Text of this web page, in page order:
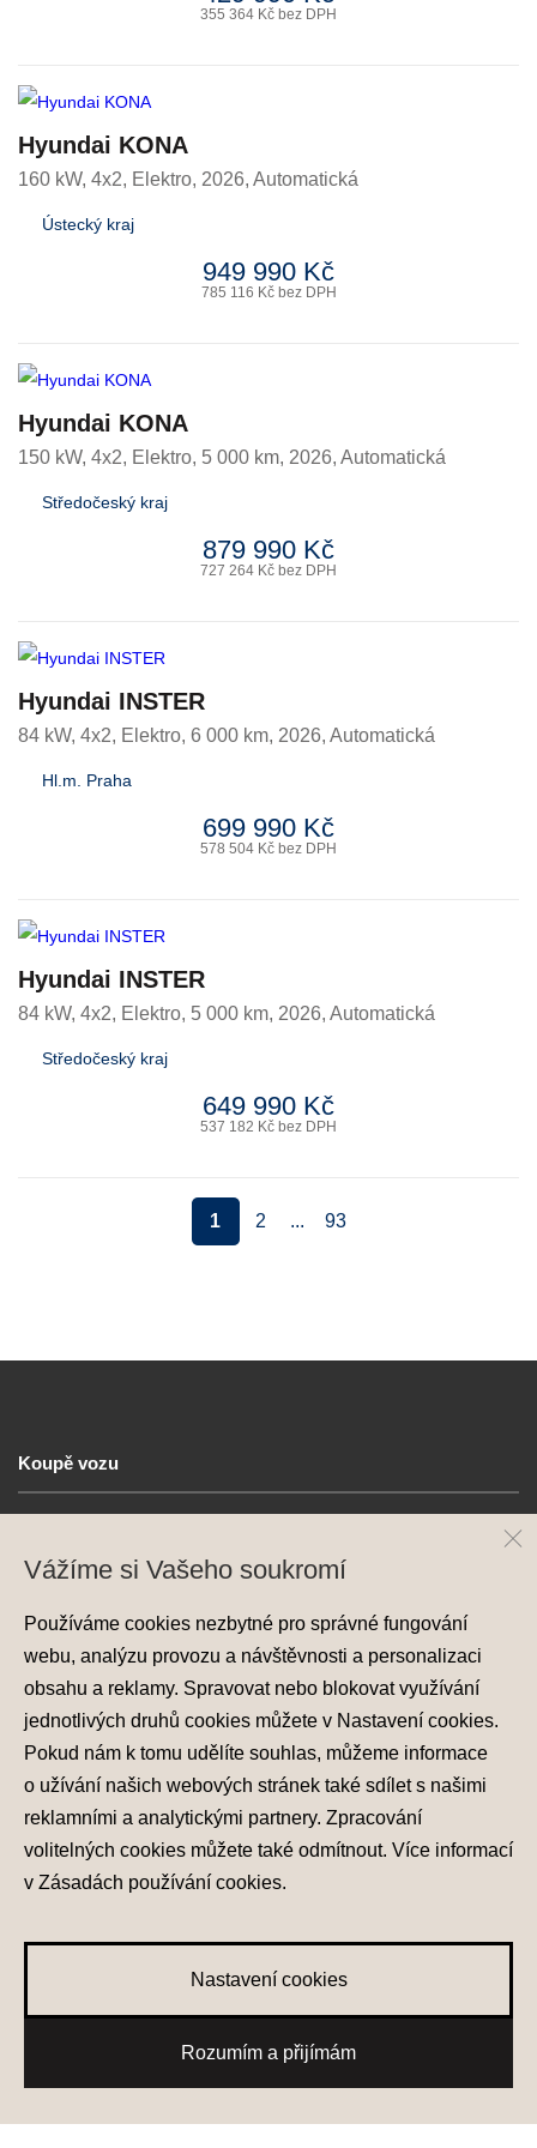
0
355 364 Kč bez DPH
Hyundai KONA
160 kW, 4x2, Elektro, 2026, Automatická
Ústecký kraj
949 990 Kč
785 116 Kč bez DPH
Hyundai KONA
150 kW, 4x2, Elektro, 5 000 km, 2026, Automatická
Středočeský kraj
879 990 Kč
727 264 Kč bez DPH
Hyundai INSTER
84 kW, 4x2, Elektro, 6 000 km, 2026, Automatická
Hl.m. Praha
699 990 Kč
578 504 Kč bez DPH
Hyundai INSTER
84 kW, 4x2, Elektro, 5 000 km, 2026, Automatická
Středočeský kraj
649 990 Kč
537 182 Kč bez DPH
1 2 ... 93
Koupě vozu
Služby
Kontakt
Všechna práva vyhrazena
Zásady používání cookies
Vážíme si Vašeho soukromí
Používáme cookies nezbytné pro správné fungování
webu, analýzu provozu a návštěvnosti a personalizaci
obsahu a reklamy. Spravovat nebo blokovat využívání
jednotlivých druhů cookies můžete v Nastavení cookies.
Pokud nám k tomu udělíte souhlas, můžeme informace
o užívání našich webových stránek také sdílet s našimi
reklamními a analytickými partnery. Zpracování
volitelných cookies můžete také odmítnout. Více informací
v Zásadách používání cookies.
Nastavení cookies
Rozumím a přijímám